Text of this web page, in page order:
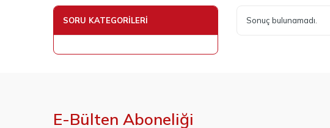
SORU KATEGORILERI Sonuç bulunamadı.
E-Bülten Aboneliği